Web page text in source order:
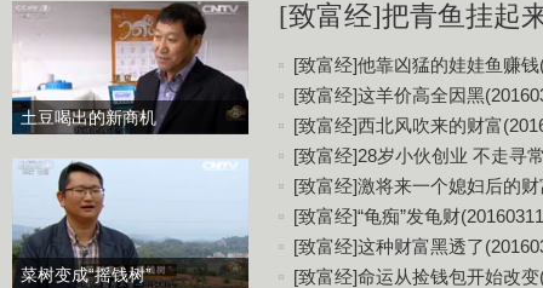
土豆喝出的新商机
菜树变成“摇钱树”
[致富经]把青鱼挂起
[致富经]他靠凶猛的娃娃鱼赚钱
[致富经]这羊价高全因黑
[致富经]西北风吹来的财富
[致富经]28岁小伙创业 不走寻
[致富经]激将来一个媳妇后的
[致富经]“龟痴”发龟财
[致富经]这种财富黑透了
[致富经]命运从捡钱包开始改变